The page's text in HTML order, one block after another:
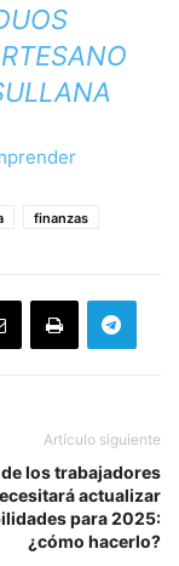
finanzas
Artículo siguiente
los trabajadores
actualizar
para 2025:
¿cómo hacerlo?